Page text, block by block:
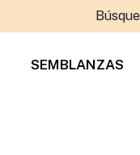
SEMBLANZAS